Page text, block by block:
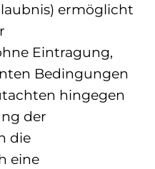
ermöglicht
Eintragung,
Bedingungen
hingegen
der
die
eine